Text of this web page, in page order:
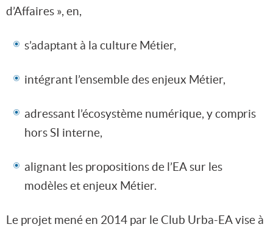
d’Affaires », en,
s’adaptant à la culture Métier,
intégrant l’ensemble des enjeux Métier,
adressant l’écosystème numérique, y compris
hors SI interne,
alignant les propositions de l’EA sur les
modèles et enjeux Métier.
Le projet mené en 2014 par le Club Urba-EA vise à